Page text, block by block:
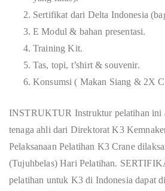
Sertifikat dari Delta Indonesia
E Modul & bahan presentasi.
Training Kit.
Tas, topi, t’shirt & souvenir.
Konsumsi ( Makan Siang & 2X
INSTRUKTUR Instruktur pelatihan ini
tenaga ahli dari Direktorat K3
Pelaksanaan Pelatihan K3 Crane
(Tujuhbelas) Hari Pelatihan.
pelatihan untuk K3 di Indonesia dapat